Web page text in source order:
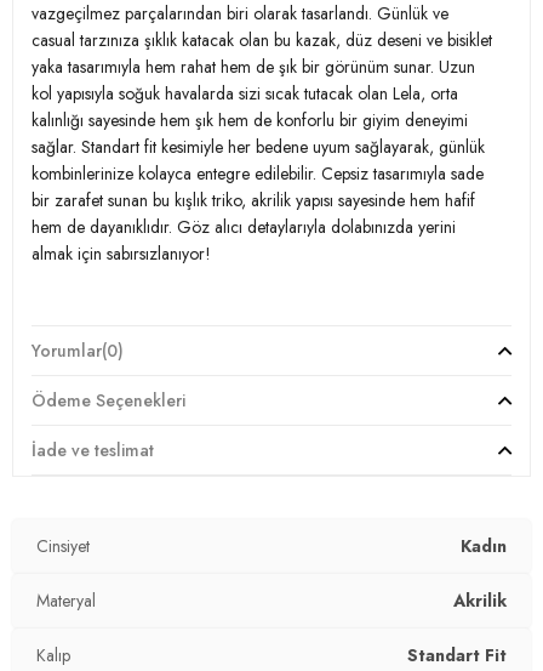
vazgeçilmez parçalarından biri olarak tasarlandı. Günlük ve
casual tarzınıza şıklık katacak olan bu kazak, düz deseni ve bisiklet
yaka tasarımıyla hem rahat hem de şık bir görünüm sunar. Uzun
kol yapısıyla soğuk havalarda sizi sıcak tutacak olan Lela, orta
kalınlığı sayesinde hem şık hem de konforlu bir giyim deneyimi
sağlar. Standart fit kesimiyle her bedene uyum sağlayarak, günlük
kombinlerinize kolayca entegre edilebilir. Cepsiz tasarımıyla sade
bir zarafet sunan bu kışlık triko, akrilik yapısı sayesinde hem hafif
hem de dayanıklıdır. Göz alıcı detaylarıyla dolabınızda yerini
almak için sabırsızlanıyor!
Giyim Tarzı: Günlük/Casual
Desen: Düz
Materyal:
Yaka Tipi:
Kol Tipi:
Yorumlar(0)
Ödeme Seçenekleri
İade ve teslimat
Cinsiyet Kadın
Materyal Akrilik
Kalıp Standart Fit